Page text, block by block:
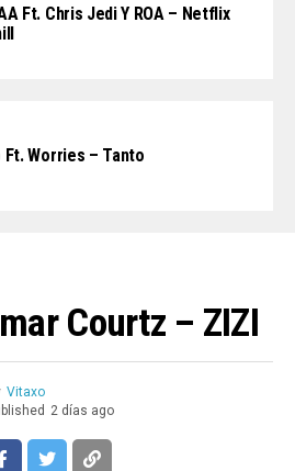
Ft. Chris Jedi Y ROA – Netflix
Ft. Worries – Tanto
Courtz – ZIZI
Vitaxo
2 días ago